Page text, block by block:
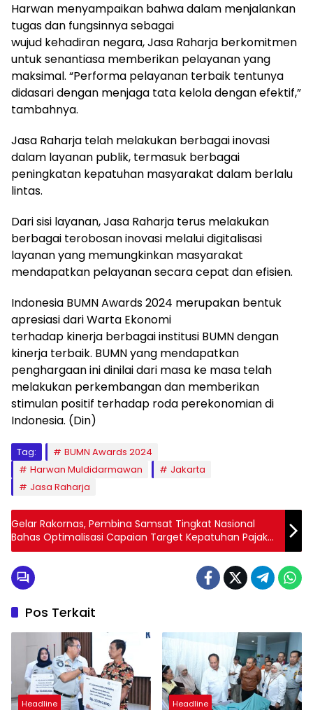
Harwan menyampaikan bahwa dalam menjalankan
tugas dan fungsinnya sebagai
wujud kehadiran negara, Jasa Raharja berkomitmen
untuk senantiasa memberikan pelayanan yang
maksimal. “Performa pelayanan terbaik tentunya
didasari dengan menjaga tata kelola dengan efektif,”
tambahnya.
Jasa Raharja telah melakukan berbagai inovasi
dalam layanan publik, termasuk berbagai
peningkatan kepatuhan masyarakat dalam berlalu
lintas.
Dari sisi layanan, Jasa Raharja terus melakukan
berbagai terobosan inovasi melalui digitalisasi
layanan yang memungkinkan masyarakat
mendapatkan pelayanan secara cepat dan efisien.
Indonesia BUMN Awards 2024 merupakan bentuk
apresiasi dari Warta Ekonomi
terhadap kinerja berbagai institusi BUMN dengan
kinerja terbaik. BUMN yang mendapatkan
penghargaan ini dinilai dari masa ke masa telah
melakukan perkembangan dan memberikan
stimulan positif terhadap roda perekonomian di
Indonesia. (Din)
Tag:
BUMN Awards 2024
Harwan Muldidarmawan
Jakarta
Jasa Raharja
Gelar Rakornas, Pembina Samsat Tingkat Nasional
Bahas Optimalisasi Capaian Target Kepatuhan Pajak
Kendaraan Bermotor 2024
Pos Terkait
Headline Headline